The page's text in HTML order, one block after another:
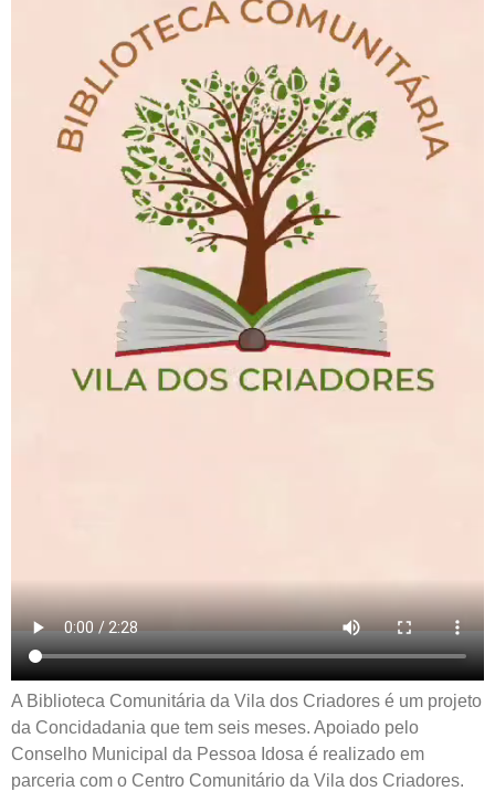
A Biblioteca Comunitária da Vila dos Criadores é um projeto
da Concidadania que tem seis meses. Apoiado pelo
Conselho Municipal da Pessoa Idosa é realizado em
parceria com o Centro Comunitário da Vila dos Criadores.